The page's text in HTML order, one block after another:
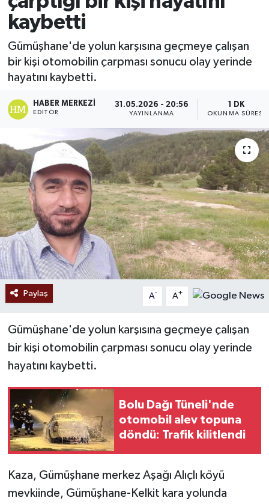
kaybetti
Gümüşhane'de yolun karşısına geçmeye çalışan
bir kişi otomobilin çarpması sonucu olay yerinde
hayatını kaybetti.
HABER MERKEZI
EDITÖR
31.05.2026 - 20:56
YAYINLANMA
1 DK
OKUNMA SÜRESI
Paylaş A- A+
Gümüşhane'de yolun karşısına geçmeye çalışan
bir kişi otomobilin çarpması sonucu olay yerinde
hayatını kaybetti.
Bolu Dağı Tüneli'nde
otomobil alev topuna
döndü: Trafik kilitlendi
Kaza, Gümüşhane merkez Aşağı Alıçlı köyü
mevkiinde, Gümüşhane-Kelkit kara yolunda
Ekonomi
Sağlık
Tokat Haber